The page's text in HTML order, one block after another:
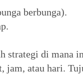
berbunga).
strategi di mana
atau hari.